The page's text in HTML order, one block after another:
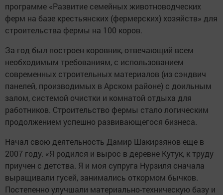
программе «Развитие семейных животноводческих
ферм на базе крестьянских (фермерских) хозяйств» для
строительства фермы на 100 коров.
За год был построен коровник, отвечающий всем
необходимым требованиям, с использованием
современных строительных материалов (из сэндвич
панелей, производимых в Арском районе) с доильным
залом, системой очистки и комнатой отдыха для
работников. Строительство фермы стало логическим
продолжением успешно развивающегося бизнеса.
Начал свою деятельность Дамир Шакирзянов еще в
2007 году. «Я родился и вырос в деревне Кутук, к труду
приучен с детства. Я и моя супруга Нурзиля сначала
выращивали гусей, занимались откормом бычков.
Постепенно улучшали материально-техническую базу и